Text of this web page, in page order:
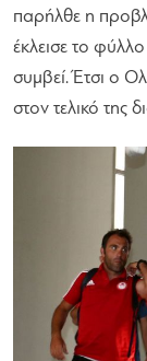
παρήλθε η
έκλεισε το
συμβεί. Έτσι ο
στον τελικό της